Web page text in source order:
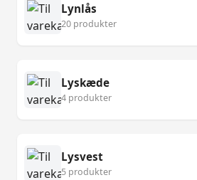
Lynlås
20 produkter
Lyskæde
4 produkter
Lysvest
5 produkter